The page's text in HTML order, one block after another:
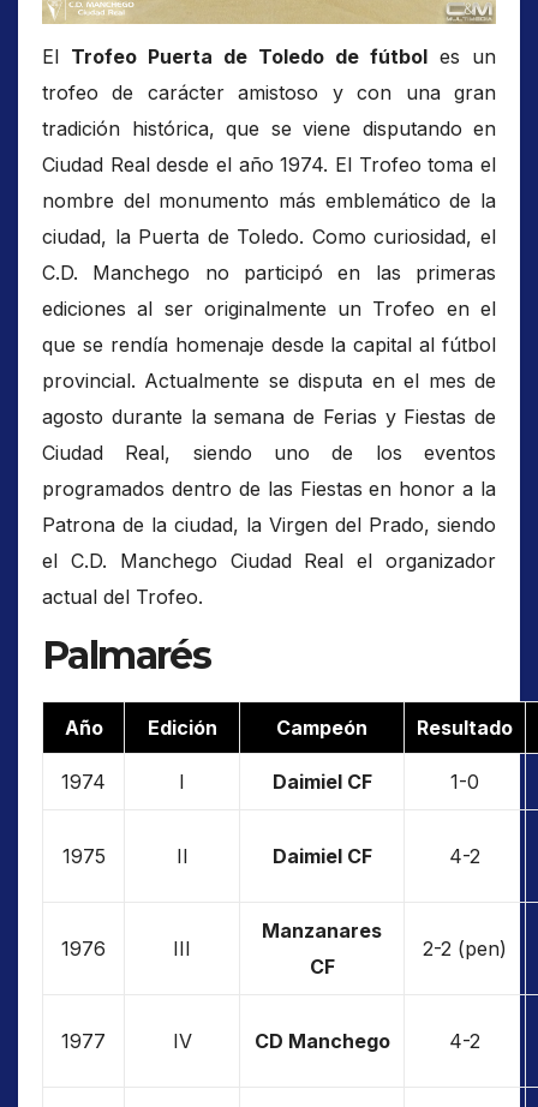
El Trofeo Puerta de Toledo de fútbol ​ es un
trofeo de carácter amistoso y con una gran
tradición histórica, que se viene disputando en
Ciudad Real desde el año 1974. El Trofeo toma el
nombre del monumento más emblemático de la
ciudad, la Puerta de Toledo. Como curiosidad, el
C.D. Manchego no participó en las primeras
ediciones al ser originalmente un Trofeo en el
que se rendía homenaje desde la capital al fútbol
provincial. Actualmente se disputa en el mes de
agosto durante la semana de Ferias y Fiestas de
Ciudad Real, siendo uno de los eventos
programados dentro de las Fiestas en honor a la
Patrona de la ciudad, la Virgen del Prado, siendo
el C.D. Manchego Ciudad Real el organizador
actual del Trofeo.
Palmarés
Año Edición Campeón Resultado
1974 I Daimiel CF 1-0
1975 II Daimiel CF 4-2
1976 III
Manzanares
CF
2-2 (pen)
1977 IV CD Manchego 4-2